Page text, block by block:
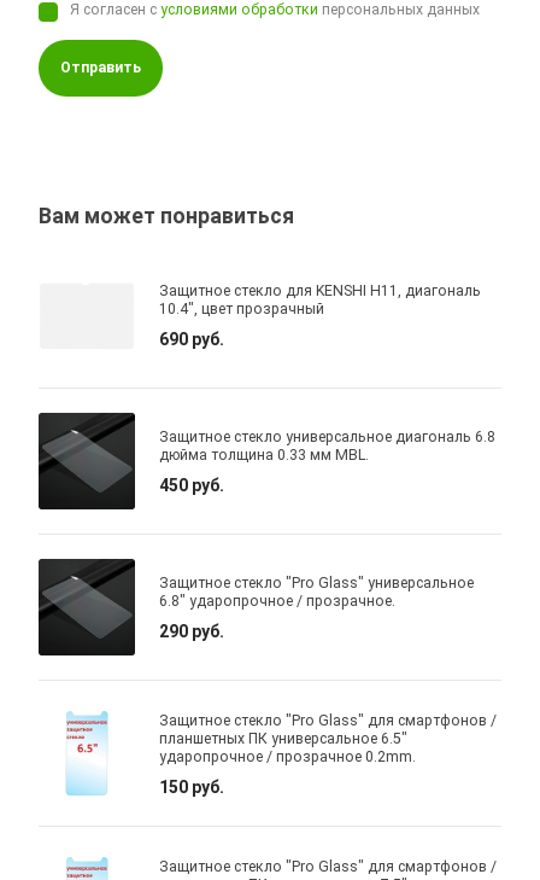
Я согласен сусловиями обработки персональных данных
Отправить
Вам может понравиться
Защитное стекло для KENSHI H11, диагональ
10.4", цвет прозрачный
690 руб.
Защитное стекло универсальное диагональ 6.8
дюйма толщина 0.33 мм MBL.
450 руб.
Защитное стекло "Pro Glass" универсальное
6.8" ударопрочное / прозрачное.
290 руб.
Защитное стекло "Pro Glass" для смартфонов /
планшетных ПК универсальное 6.5"
ударопрочное / прозрачное 0.2mm.
150 руб.
Защитное стекло "Pro Glass" для смартфонов /